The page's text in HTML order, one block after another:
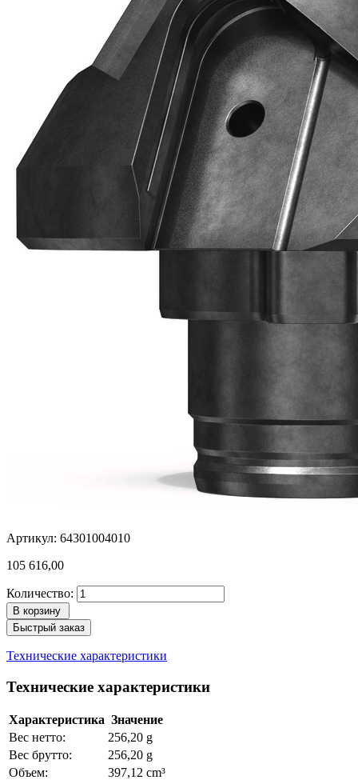
Артикул: 64301004010
105 616,00
Количество:
В корзину
Быстрый заказ
Технические характеристики
Технические характеристики
Характеристика Значение
Вес нетто:
256,20 g
Вес брутто:
256,20 g
Объем:
397,12 cm³